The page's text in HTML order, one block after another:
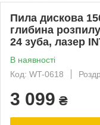
Пила дискова
глибина
24 зуба, лазер
В наявності
Код: WT-0618
3 099 ₴